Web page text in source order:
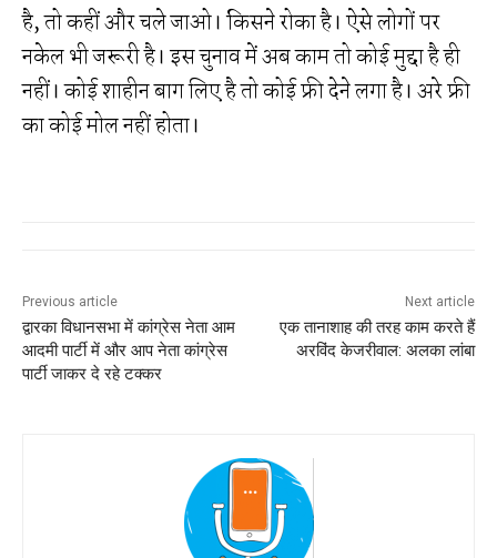
है, तो कहीं और चले जाओ। किसने रोका है। ऐसे लोगों पर
नकेल भी जरूरी है। इस चुनाव में अब काम तो कोई मुद्दा है ही
नहीं। कोई शाहीन बाग लिए है तो कोई फ्री देने लगा है। अरे फ्री
का कोई मोल नहीं होता।
Previous article
द्वारका विधानसभा में कांग्रेस नेता आम
आदमी पार्टी में और आप नेता कांग्रेस
पार्टी जाकर दे रहे टक्कर
Next article
एक तानाशाह की तरह काम करते हैं
अरविंद केजरीवाल: अलका लांबा